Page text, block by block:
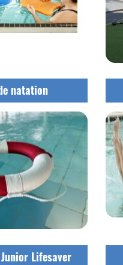
natation
Lifesaver